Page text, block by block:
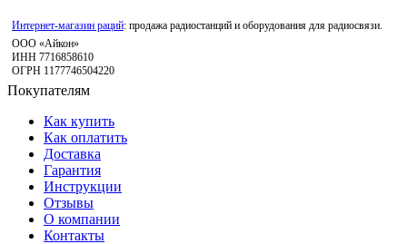
Интернет-магазин раций: продажа радиостанций и оборудования для радиосвязи.
ООО «Айкон»
ИНН 7716858610
ОГРН 1177746504220
Покупателям
Как купить
Как оплатить
Доставка
Гарантия
Инструкции
Отзывы
О компании
Контакты